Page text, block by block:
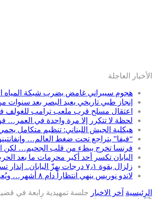
الأخبار العاجلة
هجوم سيبراني غامض يضرب شبكة المياه
إنجاز طبي تاريخي يعيد البصر بعد سنوات
اعتقال مسلح قرب ملعب ترامب للغولف في
لحظة لا تتكرر إلا مرة واحدة في العمر…
هيكلية الجيش اللبناني: تنظيم متكامل
“فيفا” يتراجع تحت ضغط العالم…
فرنسا تخرج ببطء من قلب الجحيم… لكن
اليابان تكسر أحد أكبر محرمات ما بعد
زلزال بقوة ٧٫١ درجات يهزّ اليابان.. إنذار تسونامي وانهيارات وإجلاء مئات الآلاف في كيوشو
لاندو نوريس ينهي انتظاراً دام ٨ أشهر… ويُعيد مكلارين إلى منصة الانتصار في سباق المجر
الرئيسية آخر الاخبار جلسة تمهيدية رابعة في